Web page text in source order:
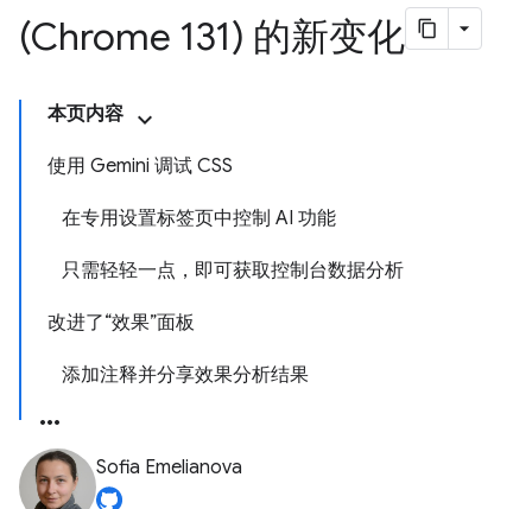
(Chrome 131) 的新变化
本页内容
使用 Gemini 调试 CSS
在专用设置标签页中控制 AI 功能
只需轻轻一点，即可获取控制台数据分析
改进了“效果”面板
添加注释并分享效果分析结果
Sofia Emelianova